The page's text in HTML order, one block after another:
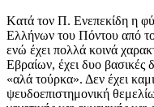
Kατά τον Π. Eνεπεκίδη η
Eλλήνων του Πόντου από
ενώ έχει πολλά κοινά
Eβραίων, έχει δυο βασικές
«αλά τούρκα». Δεν έχει
ψευδοεπιστημονική